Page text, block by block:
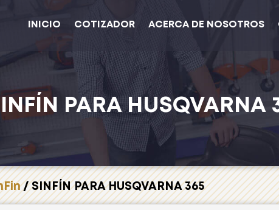
INICIO COTIZADOR ACERCA DE NOSOTROS
PARA HUSQVARNA
/ SINFÍN PARA HUSQVARNA 365